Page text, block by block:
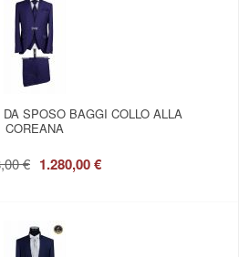
SPOSO BAGGI COLLO ALLA
COREANA
€ 1.280,00 €